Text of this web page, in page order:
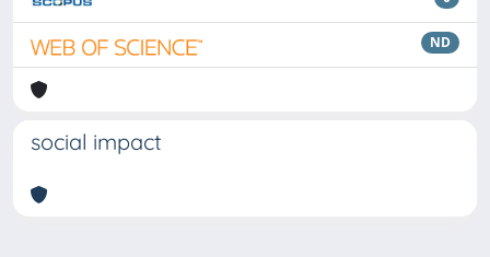
ND
social impact